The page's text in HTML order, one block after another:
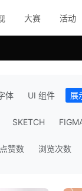
大赛 活动
体 UI 组件 展
SKETCH
点赞数 浏览次数